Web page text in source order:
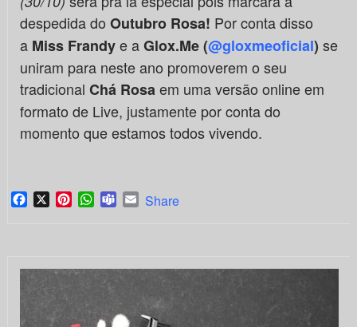
despedida do Outubro Rosa! Por conta disso
a Miss Frandye aGlox.Me (@gloxmeoficial) se
uniram para neste ano promoverem o seu
tradicional Chá Rosaem uma versão online em
formato de Live, justamente por conta do
momento que estamos todos vivendo.
Facebook
X PinterestWhatsApp
TeamsEmail
Share